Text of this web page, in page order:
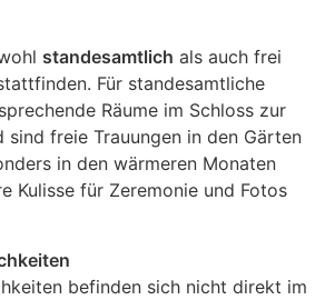
standesamtlich als auch frei
Für standesamtliche
Räume im Schloss zur
sind freie Trauungen in den Gärten
in den wärmeren Monaten
Kulisse für Zeremonie und Fotos
befinden sich nicht direkt im